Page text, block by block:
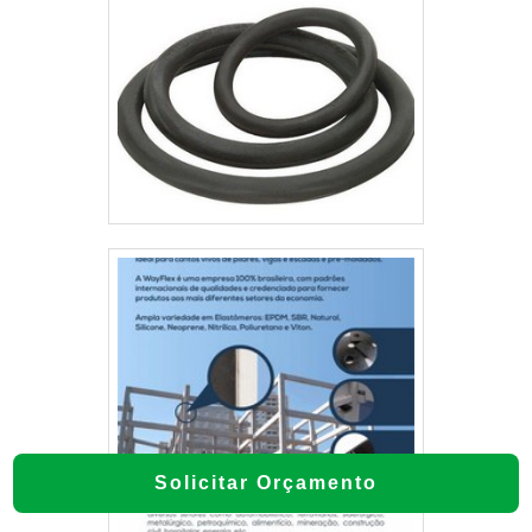
Solicitar Orçamento